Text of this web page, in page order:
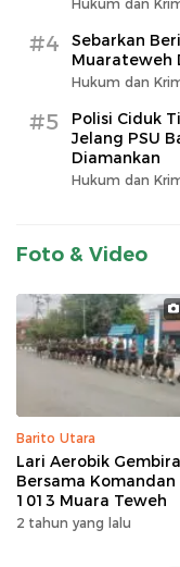
Hukum dan
#4
Sebarkan
Muarateweh
Hukum dan
#5
Polisi Ciduk
Jelang PSU
Diamankan
Hukum dan
Foto & Video
Barito Utara
Lari Aerobik Gembira
Bersama
1013 Muara Teweh
2 tahun yang lalu